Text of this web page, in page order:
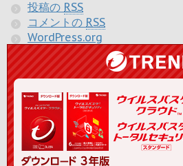
投稿の RSS
コメントの RSS
WordPress.org